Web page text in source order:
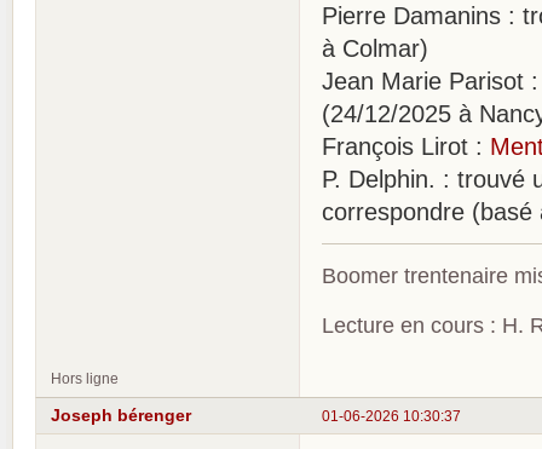
Pierre Damanins :
à Colmar)
Jean Marie Parisot
(24/12/2025 à
François Lirot :
P. Delphin. : trouvé
correspondre (basé
Boomer trentenaire
Lecture en cours : H.
Hors ligne
01-06-2026 10:30:37
Joseph bérenger